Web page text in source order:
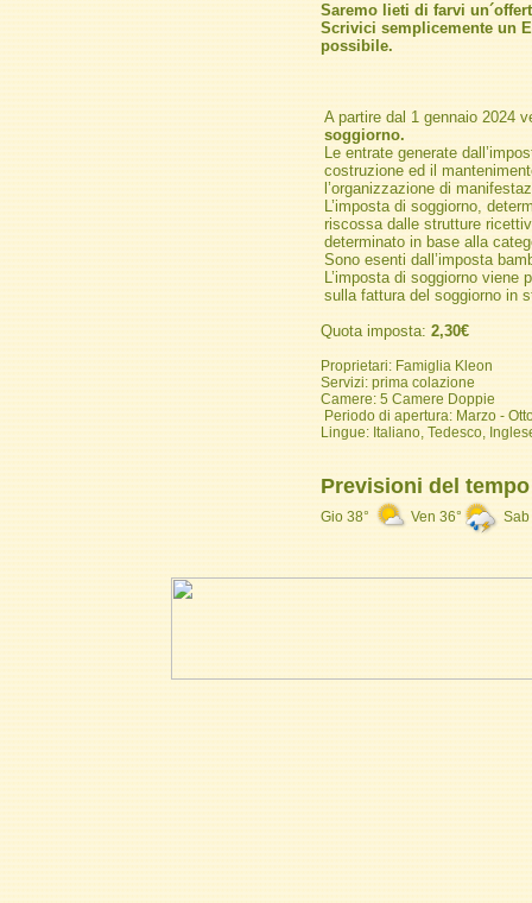
Saremo lieti di farvi
Scrivici semplicemente un
possibile.
A partire dal 1 gennaio 2024
soggiorno.
Le entrate generate
costruzione ed il
l’organizzazione di
L’imposta di soggiorno,
riscossa dalle strutture
determinato in base alla
Sono esenti dall’imposta
L’imposta di soggiorno viene
sulla fattura del soggiorno in
Quota imposta: 2,30€
Proprietari: Famiglia Kleon
Servizi: prima colazione
Camere: 5 Camere Doppie
Periodo di apertura: Marzo -
Lingue: Italiano, Tedesco,
Previsioni del
Gio 38° Ven 36° Sab